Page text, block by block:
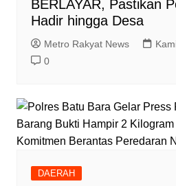
BERLAYAR, Pastikan
Hadir hingga Desa
Metro Rakyat News
0
DAERAH